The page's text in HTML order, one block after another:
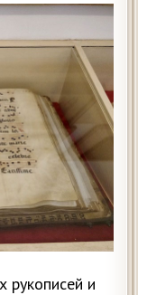
рукописей и